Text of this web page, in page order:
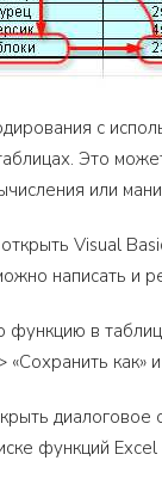
с
Это
или
Visual
написать и
в
как»
функций